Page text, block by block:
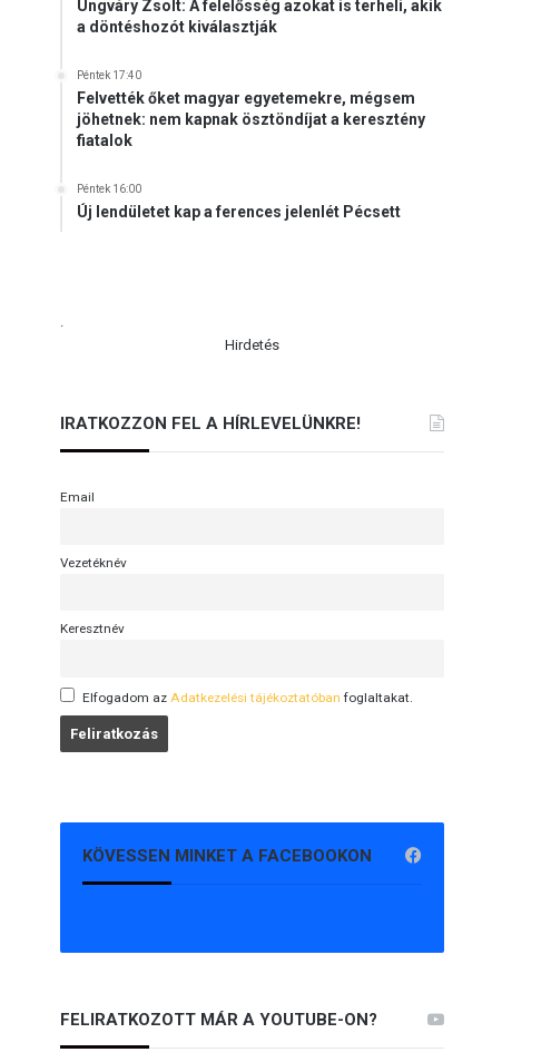
Ungváry Zsolt: A felelősség azokat is terheli, akik
a döntéshozót kiválasztják
Péntek 17:40
Felvették őket magyar egyetemekre, mégsem
jöhetnek: nem kapnak ösztöndíjat a keresztény
fiatalok
Péntek 16:00
Új lendületet kap a ferences jelenlét Pécsett
.
Hirdetés
IRATKOZZON FEL A HÍRLEVELÜNKRE!
Email
Vezetéknév
Keresztnév
Elfogadom az Adatkezelési tájékoztatóban foglaltakat.
KÖVESSEN MINKET A FACEBOOKON
FELIRATKOZOTT MÁR A YOUTUBE-ON?